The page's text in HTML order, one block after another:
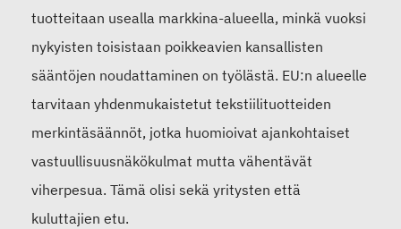
tuotteitaan usealla markkina-alueella, minkä vuoksi
nykyisten toisistaan poikkeavien kansallisten
sääntöjen noudattaminen on työlästä. EU:n alueelle
tarvitaan yhdenmukaistetut tekstiilituotteiden
merkintäsäännöt, jotka huomioivat ajankohtaiset
vastuullisuusnäkökulmat mutta vähentävät
viherpesua. Tämä olisi sekä yritysten että
kuluttajien etu.